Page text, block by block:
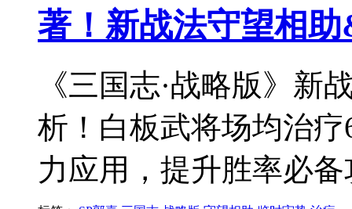
著！新战法守望相
《三国志·战略版》新
析！白板武将场均治
力应用，提升胜率必